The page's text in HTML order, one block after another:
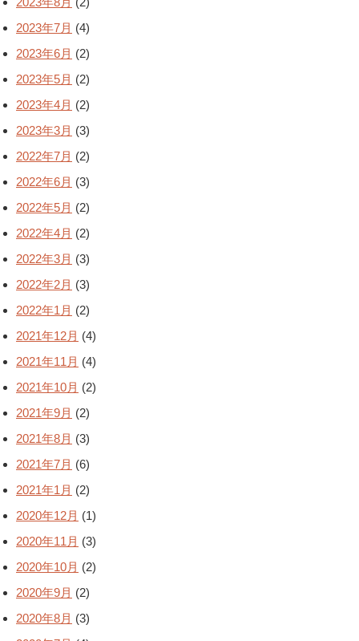
2023年7月 (4)
2023年6月 (2)
2023年5月 (2)
2023年4月 (2)
2023年3月 (3)
2022年7月 (2)
2022年6月 (3)
2022年5月 (2)
2022年4月 (2)
2022年3月 (3)
2022年2月 (3)
2022年1月 (2)
2021年12月 (4)
2021年11月 (4)
2021年10月 (2)
2021年9月 (2)
2021年8月 (3)
2021年7月 (6)
2021年1月 (2)
2020年12月 (1)
2020年11月 (3)
2020年10月 (2)
2020年9月 (2)
2020年8月 (3)